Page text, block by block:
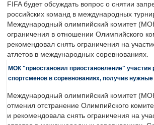
FIFA будет обсуждать вопрос о снятии
российских команд в международных
Международный олимпийский комитет
ограничения в отношении Олимпийского
рекомендовал снять ограничения на
атлетов в международных соревнованиях.
МОК "приостановил приостановление" участия
спортсменов в соревнованиях, получив нужные
Международный олимпийский комитет
отменил отстранение Олимпийского
и рекомендовала снять ограничения на